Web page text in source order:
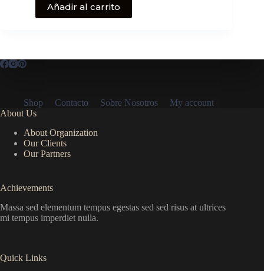
Añadir al carrito
Shop Contacto Sobre Nosotros
My account
About Us
About Organization
Our Clients
Our Partners
Achievements
Massa sed elementum tempus egestas sed sed risus at ultrices
mi tempus imperdiet nulla.
Quick Links